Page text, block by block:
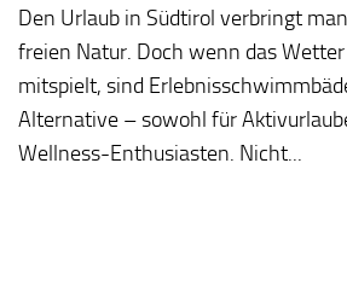
Den Urlaub in Südtirol verbringt
freien Natur. Doch wenn das
mitspielt, sind
Alternative – sowohl für
Wellness-Enthusiasten. Nicht...